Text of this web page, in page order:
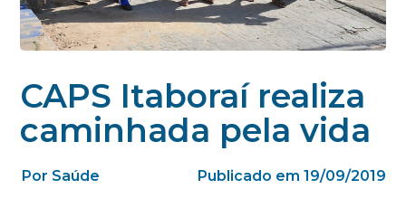
CAPS Itaboraí realiza
caminhada pela vida
Por Saúde Publicado em 19/09/2019